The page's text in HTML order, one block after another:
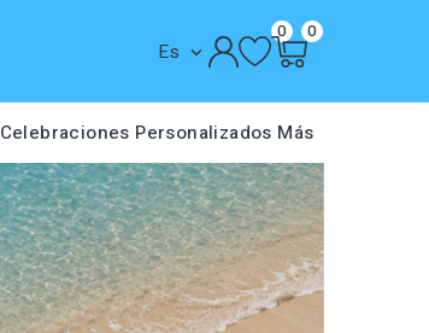
Es 
0 0
Celebraciones Personalizados Más